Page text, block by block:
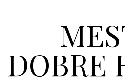
DOBRE